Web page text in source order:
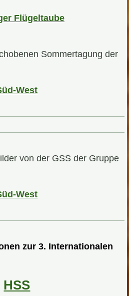
Flügeltaube
Sommertagung der
West
von der GSS der Gruppe
West
zur 3. Internationalen
HSS